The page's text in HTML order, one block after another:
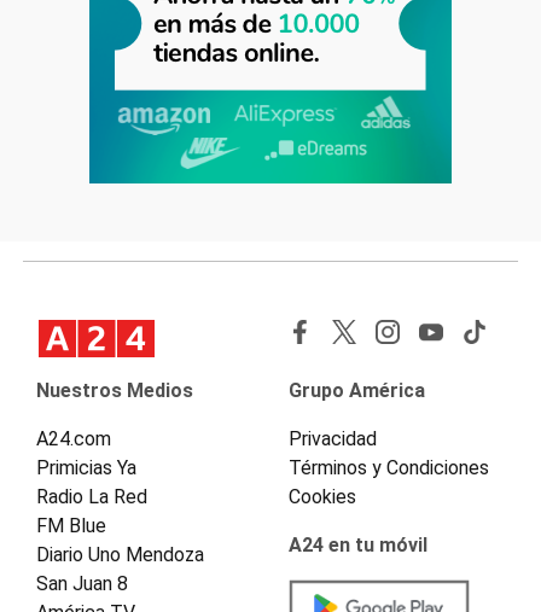
Nuestros Medios
A24.com
Primicias Ya
Radio La Red
FM Blue
Diario Uno Mendoza
San Juan 8
Grupo América
Privacidad
Términos y Condiciones
Cookies
A24 en tu móvil